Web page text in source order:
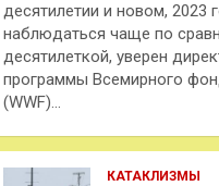
десятилетии и новом, 2023
наблюдаться чаще по
десятилеткой, уверен
программы Всемирного
(WWF)…
КАТАКЛИЗМЫ